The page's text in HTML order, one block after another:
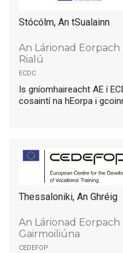
Stócólm, An tSualainn
An Lárionad Eorpach
Rialú
ecdc
Is gníomhaireacht AE í
cosaintí na hEorpa i
Thessaloniki, An Ghréig
An Lárionad
Gairmoiliúna
cedefop